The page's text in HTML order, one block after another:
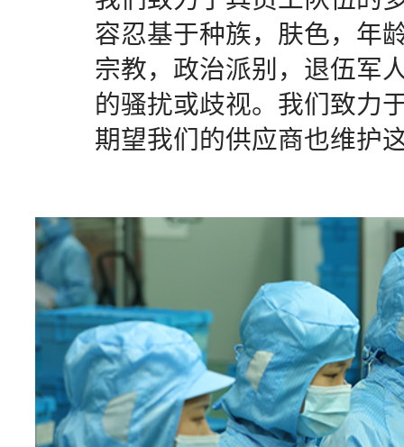
容忍基于种族，肤色，年
宗教，政治派别，退伍军
的骚扰或歧视。我们致力
期望我们的供应商也维护